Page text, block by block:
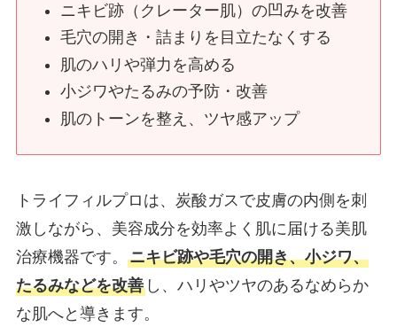
ニキビ跡（クレーター肌）の凹みを改善
毛穴の開き・詰まりを目立たなくする
肌のハリや弾力を高める
小ジワやたるみの予防・改善
肌のトーンを整え、ツヤ感アップ
トライフィルプロは、炭酸ガスで皮膚の内側を刺
激しながら、美容成分を効率よく肌に届ける美肌
治療機器です。 ニキビ跡や毛穴の開き、小ジワ、
たるみなどを改善し、ハリやツヤのあるなめらか
な肌へと導きます。